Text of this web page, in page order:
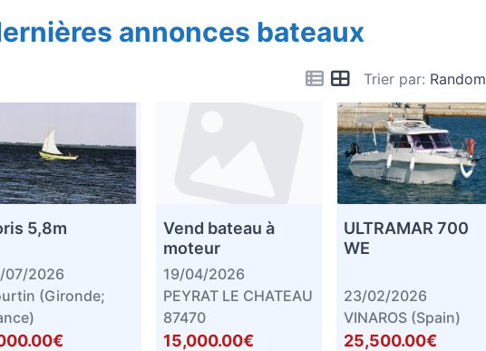
annonces bateaux
Trier par: Random
5,8m
07/2026
(Gironde;
Vend bateau à
moteur
19/04/2026
PEYRAT LE CHATEAU
87470
15,000.00€
ULTRAMAR 700
WE
23/02/2026
VINAROS (Spain)
25,500.00€